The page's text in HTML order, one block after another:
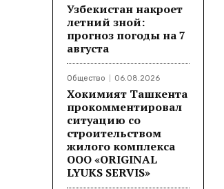
Узбекистан накроет
летний зной:
прогноз погоды на 7
августа
Общество 06.08.2026
Хокимият Ташкента
прокомментировал
ситуацию со
строительством
жилого комплекса
ООО «ORIGINAL
LYUKS SERVIS»